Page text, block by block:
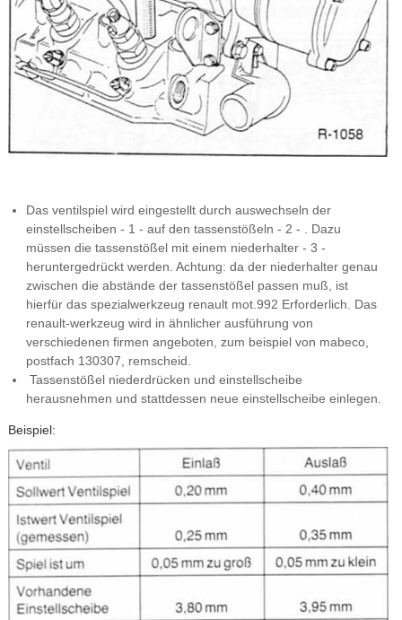
Das ventilspiel wird eingestellt durch auswechseln der
einstellscheiben - 1 - auf den tassenstößeln - 2 - . Dazu
müssen die tassenstößel mit einem niederhalter - 3 -
heruntergedrückt werden. Achtung: da der niederhalter genau
zwischen die abstände der tassenstößel passen muß, ist
hierfür das spezialwerkzeug renault mot.992 Erforderlich. Das
renault-werkzeug wird in ähnlicher ausführung von
verschiedenen firmen angeboten, zum beispiel von mabeco,
postfach 130307, remscheid.
Tassenstößel niederdrücken und einstellscheibe
herausnehmen und stattdessen neue einstellscheibe einlegen.
Beispiel: